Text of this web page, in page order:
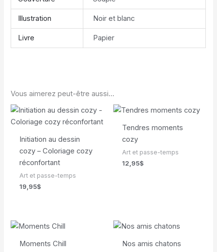
Illustration Noir et blanc
Livre Papier
Vous aimerez peut-être aussi…
Initiation au dessin
cozy – Coloriage cozy
réconfortant
Art et passe-temps
19,95$
Tendres moments
cozy
Art et passe-temps
12,95$
Moments Chill Nos amis chatons